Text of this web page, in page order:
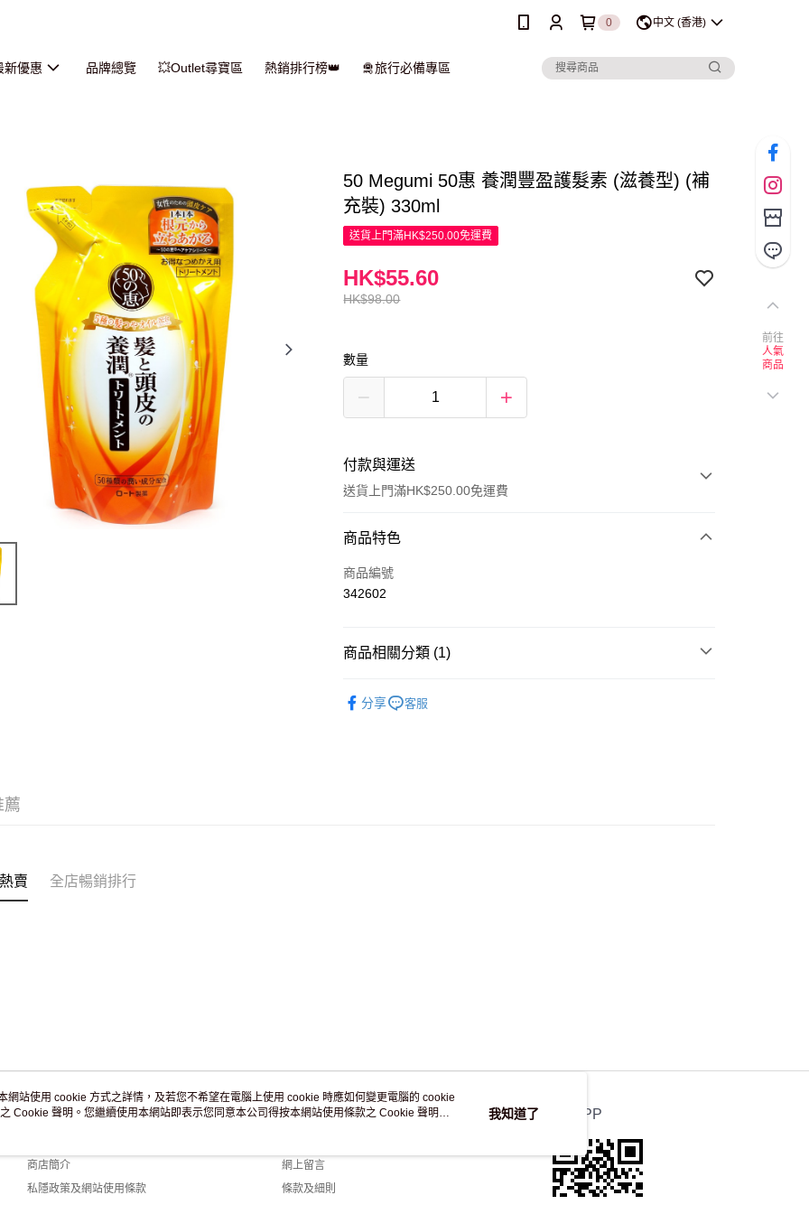
0 中文 (香港)
新優惠 品牌總覽 💥Outlet尋寶區 熱銷排行榜👑 🛅旅行必備專區
50 Megumi 50惠 養潤豐盈護髮素 (滋養型) (補
充裝) 330ml
送貨上門滿HK$250.00免運費
HK$98.00
HK$55.60
數量
付款與運送
送貨上門滿HK$250.00免運費
付款方式
信用卡
商品特色
商品編號
342602
商品相關分類 (1)
分享
客服
薦
賣 全店暢銷排行
關於我們
商店簡介
私隱政策及網站使用條款
客戶服務
網上留言
條款及細則
官方APP
前往
人氣
商品
網站使用 cookie 方式之詳情，及若您不希望在電腦上使用 cookie 時應如何變更電腦的 cookie
Cookie 聲明。您繼續使用本網站即表示您同意本公司得按本網站使用條款之 Cookie 聲明使
我知道了